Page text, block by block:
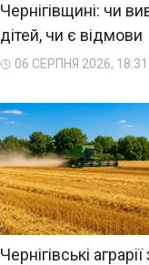
Чернігівщині: чи
дітей, чи є відмови
06 СЕРПНЯ 2026, 18:31
Чернігівські